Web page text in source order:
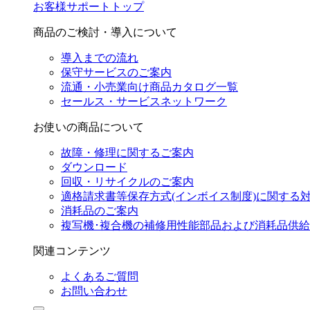
お客様サポートトップ
商品のご検討・導入について
導入までの流れ
保守サービスのご案内
流通・小売業向け商品カタログ一覧
セールス・サービスネットワーク
お使いの商品について
故障・修理に関するご案内
ダウンロード
回収・リサイクルのご案内
適格請求書等保存方式(インボイス制度)に関する
消耗品のご案内
複写機･複合機の補修用性能部品および消耗品供
関連コンテンツ
よくあるご質問
お問い合わせ